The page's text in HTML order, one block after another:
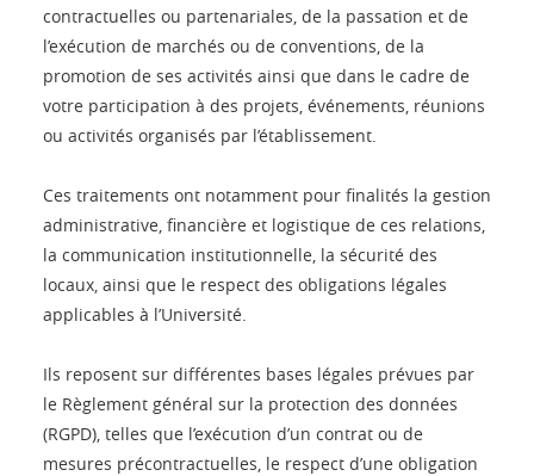
contractuelles ou partenariales, de la passation et de
l’exécution de marchés ou de conventions, de la
promotion de ses activités ainsi que dans le cadre de
votre participation à des projets, événements, réunions
ou activités organisés par l’établissement.
Ces traitements ont notamment pour finalités la gestion
administrative, financière et logistique de ces relations,
la communication institutionnelle, la sécurité des
locaux, ainsi que le respect des obligations légales
applicables à l’Université.
Ils reposent sur différentes bases légales prévues par
le Règlement général sur la protection des données
(RGPD), telles que l’exécution d’un contrat ou de
mesures précontractuelles, le respect d’une obligation